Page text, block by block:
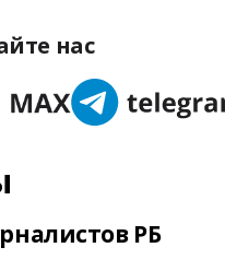
нас
РБ